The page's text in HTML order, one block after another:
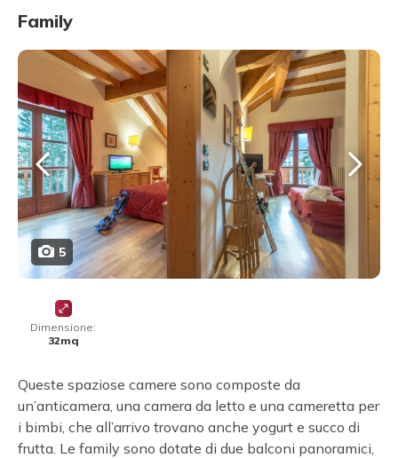
Dimensione:
32mq
Queste spaziose camere sono composte da
un’anticamera, una camera da letto e una cameretta per
i bimbi, che all’arrivo trovano anche yogurt e succo di
frutta. Le family sono dotate di due balconi panoramici,
Family
5